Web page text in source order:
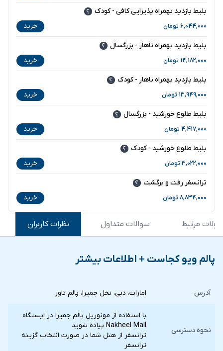
بلیط بازدید بهمراه پذیرایی کافی - کودک
6,044,000 تومان خرید
بلیط بازدید بهمراه ناهار - بزرگسال
14,182,000 تومان خرید
بلیط بازدید بهمراه ناهار - کودک
13,949,000 تومان خرید
بلیط طلوع خورشید - بزرگسال
4,417,000 تومان خرید
بلیط طلوع خورشید - کودک
3,022,000 تومان خرید
ترانسفر رفت و برگشت
8,834,000 تومان خرید
مرتبط سوالات متداول نظرات کاربران
پالم ویو کجاست + اطلاعات بیشتر
آدرس امارات، دبی، نخل جمیرا، پالم تاور
نحوه دسترسی
با استفاده از مونوریل پالم جمیرا در ایستگاه
Nakheel Mall پیاده شوید
ترانسفر از هتل شما در صورت انتخاب گزينه
ترانسفر